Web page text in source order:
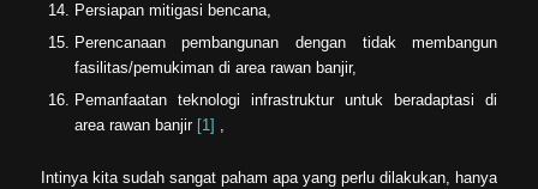
Persiapan mitigasi bencana,
Perencanaan pembangunan dengan tidak membangun
fasilitas/pemukiman di area rawan banjir,
Pemanfaatan teknologi infrastruktur untuk beradaptasi di
area rawan banjir [1] ,
Intinya kita sudah sangat paham apa yang perlu dilakukan, hanya